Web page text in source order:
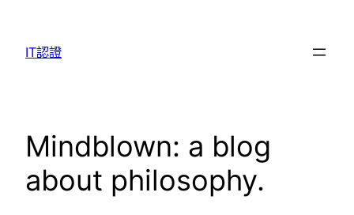
content
IT認證
Mindblown: a blog
about philosophy.